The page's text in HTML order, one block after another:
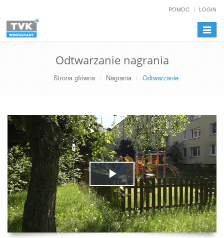
POMOC LOGIN
Odtwarzanie nagrania
Strona główna Nagrania Odtwarzanie
Play
Video